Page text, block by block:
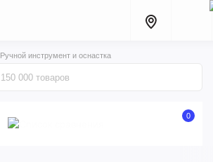
Ручной инструмент и оснастка
0